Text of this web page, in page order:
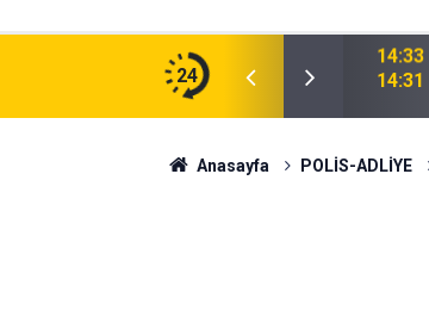
24
Tedbiren Durduruldu! 14:31
Anasayfa POLİS-ADLİYE